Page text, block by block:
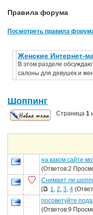
Правила форума
Посмотреть правила
Женские Интернет-
В этом разделе
салоны для девушек и
Шоппинг
Страница 1
на каком сайте
(Ответов:2
Снимает ли
[
1, 2, 3, 4
посоветуйте
(Ответов:9